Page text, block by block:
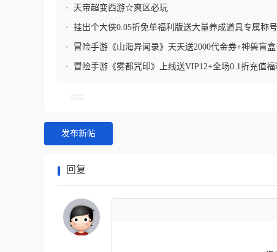
送充值卡
• 天帝超变西游☆爽区必玩
• 挂出个大侠0.05折免单福利版送大量养成道具专属称
后台
•
冒险手游《山海异闻录》天天送2000代金券+神兽盲
元充值+送神兽青龙
•
冒险手游《雾都咒印》上线送VIP12+全场0.1折充值
发布新帖
回复